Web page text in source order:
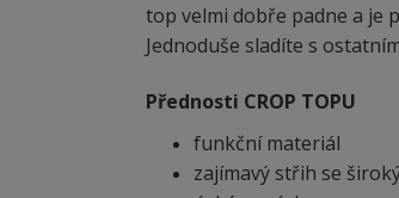
top velmi dobře padne a je
Jednoduše sladíte s
Přednosti CROP TOPU
funkční materiál
zajímavý střih se